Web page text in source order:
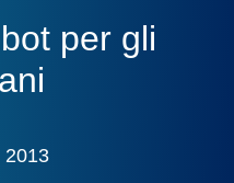
per gli
2013